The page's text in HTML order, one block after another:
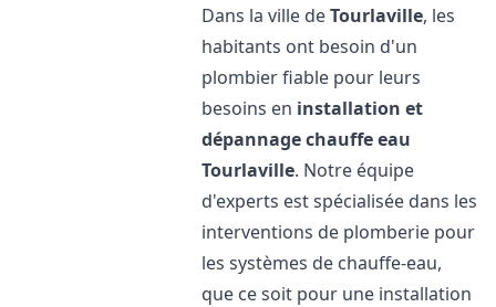
Dans la ville deTourlaville, les
habitants ont besoin d'un
plombier fiable pour leurs
besoins en installation et
dépannage chauffe eau
Tourlaville. Notre équipe
d'experts est spécialisée dans les
interventions de plomberie pour
les systèmes de chauffe-eau,
que ce soit pour une installation